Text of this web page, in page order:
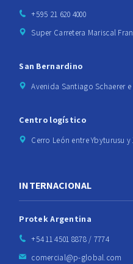
+595 21 620 4000
Super Carretera Mariscal
San Bernardino
Avenida Santiago Schaerer
Centro logístico
Cerro León entre Ybyturusu
INTERNACIONAL
Protek Argentina
+54 11 4501 8878 / 7774
comercial@p-global.com